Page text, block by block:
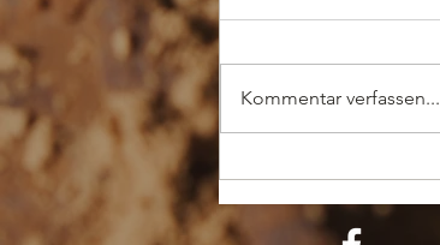
Kommentar verfassen...